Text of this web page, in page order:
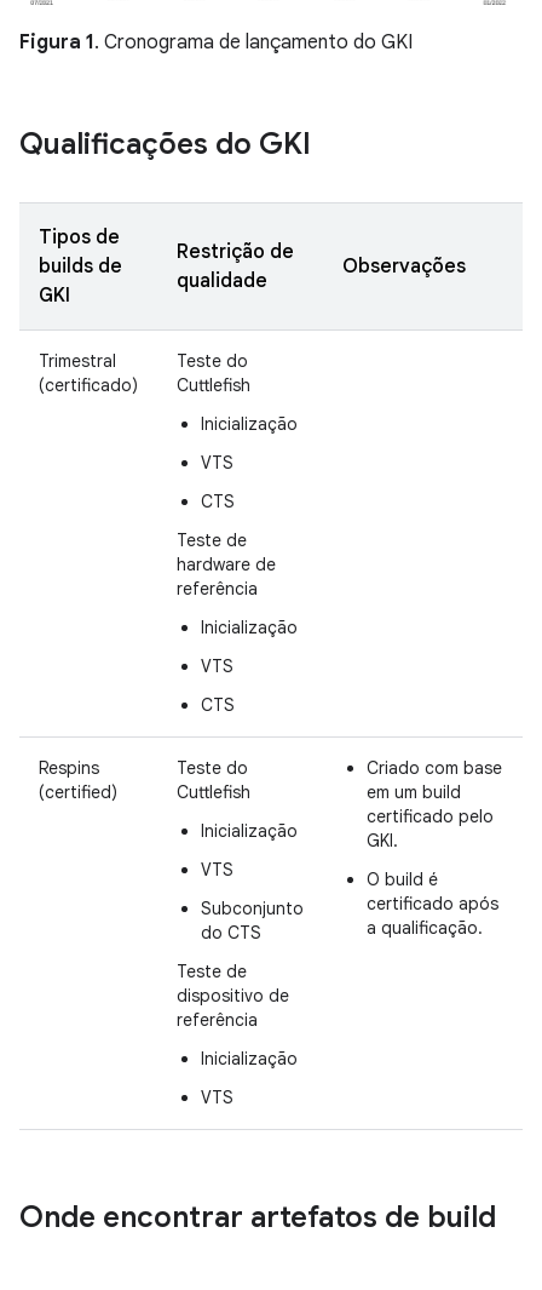
Figura 1. Cronograma de lançamento do GKI
Qualificações do GKI
Tipos de
builds de
GKI
Restrição de
qualidade
Observações
Trimestral
(certificado)
Teste do
Cuttlefish
Inicialização
VTS
CTS
Teste de
hardware de
referência
Inicialização
VTS
CTS
Respins
(certified)
Teste do
Cuttlefish
Inicialização
VTS
Subconjunto
do CTS
Teste de
dispositivo de
referência
Inicialização
VTS
Criado com base
em um build
certificado pelo
GKI.
O build é
certificado após
a qualificação.
Onde encontrar artefatos de build